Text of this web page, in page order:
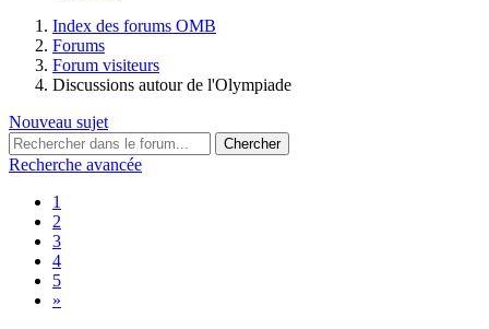
Index des forums OMB
Forums
Forum visiteurs
Discussions autour de l'Olympiade
Nouveau sujet
Recherche avancée
1
2
3
4
5
»